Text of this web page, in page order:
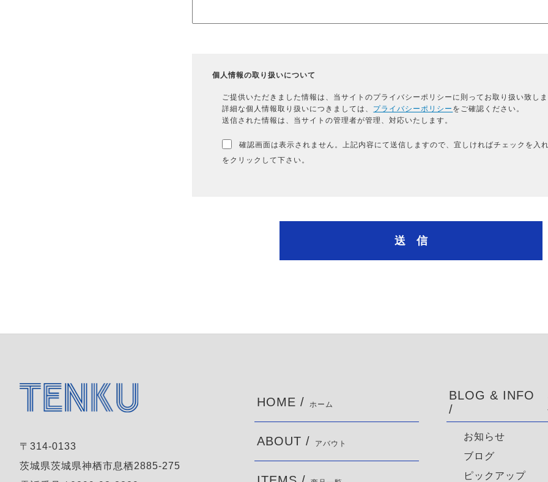
個人情報の取り扱いについて
ご提供いただきました情報は、当サイトのプライバシーポリシーに則ってお取り扱い致しま
詳細な個人情報取り扱いにつきましては、 プライバシーポリシー をご確認ください。
送信された情報は、当サイトの管理者が管理、対応いたします。
確認画面は表示されません。上記内容にて送信しますので、宜しければチェックを入
をクリックして下さい。
〒314-0133
茨城県茨城県神栖市息栖2885-275
HOME / ホーム
ABOUT / アバウト
BLOG & INFO
/
お知らせ
ブログ
ピックアップ